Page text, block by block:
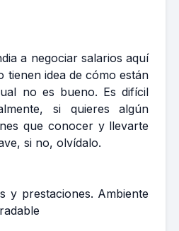
a negociar salarios aquí
tienen idea de cómo están
no es bueno. Es difícil
si quieres algún
que conocer y llevarte
si no, olvídalo.
y prestaciones. Ambiente